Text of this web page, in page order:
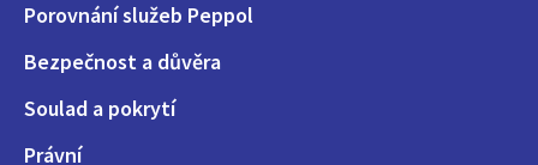
Porovnání služeb Peppol
Bezpečnost a důvěra
Soulad a pokrytí
Právní